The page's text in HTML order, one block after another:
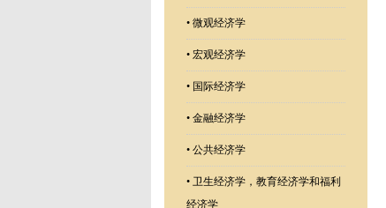
• 微观经济学
• 宏观经济学
• 国际经济学
• 金融经济学
• 公共经济学
• 卫生经济学，教育经济学和福利
经济学